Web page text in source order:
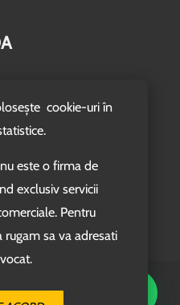
cookie-uri în
este o firma de
exclusiv servicii
Pentru
sa va adresati
firma.ro